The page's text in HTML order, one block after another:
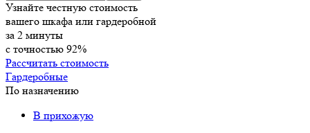
Узнайте честную стоимость
вашего шкафа или гардеробной
за 2 минуты
с точностью 92%
Рассчитать стоимость
Гардеробные
По назначению
В прихожую